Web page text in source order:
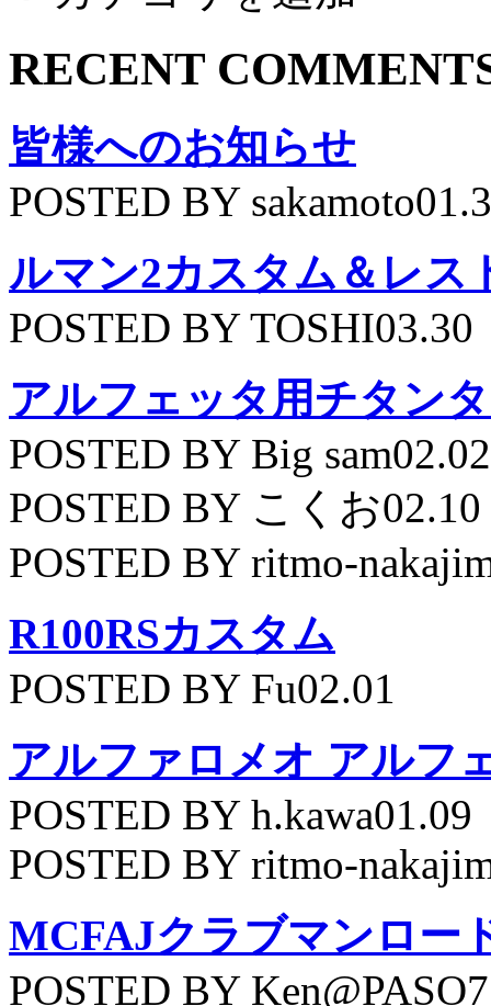
RECENT
皆様へのお知らせ
POSTED BY
ルマン2カスタム＆レス
POSTED BY TOSHI03.30
アルフェッタ用チタン
POSTED BY Big sam02.02
POSTED BY こくお02.10
POSTED BY ritmo-
R100RSカスタム
POSTED BY Fu02.01
アルファロメオ アルフ
POSTED BY h.kawa01.09
POSTED BY ritmo-
MCFAJクラブマンロー
POSTED BY